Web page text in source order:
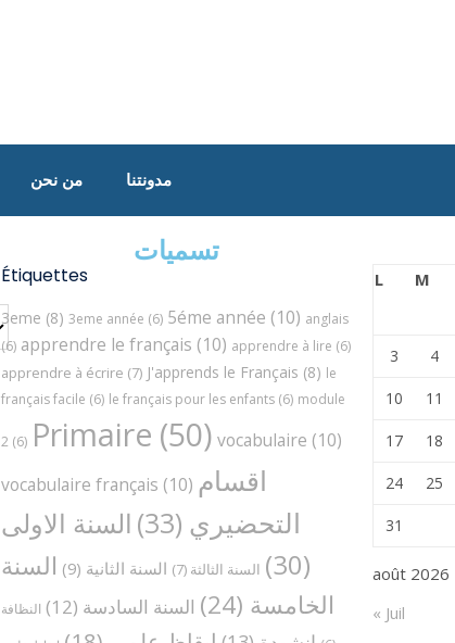
من نحن مدونتنا
تسميات
Étiquettes
3eme (8) 3eme année (6) 5éme année (10) anglais
(6) apprendre le français (10) apprendre à lire (6)
apprendre à écrire (7) J'apprends le Français (8) le
français facile (6) le français pour les enfants (6) module
2 (6) Primaire (50) vocabulaire (10)
vocabulaire français (10) اقسام
التحضيري (33)
السنة الاولى
(30)
السنة الثالثة (7) السنة الثانية (9)
السنة
الخامسة (24) السنة السادسة (12)
النظافة
août 2026
L M
3 4
10 11
17 18
24 25
31
« Juil